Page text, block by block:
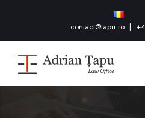
contact@tapu.ro|